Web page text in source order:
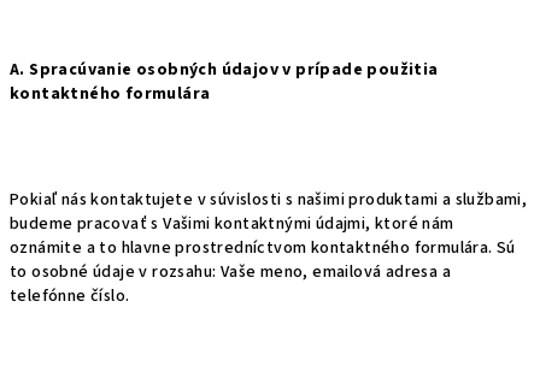
A. Spracúvanie osobných údajov v prípade použitia
kontaktného formulára
Pokiaľ nás kontaktujete v súvislosti s našimi produktami a službami,
budeme pracovať s Vašimi kontaktnými údajmi, ktoré nám
oznámite a to hlavne prostredníctvom kontaktného formulára. Sú
to osobné údaje v rozsahu: Vaše meno, emailová adresa a
telefónne číslo.